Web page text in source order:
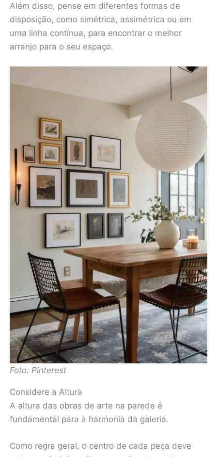
Além disso, pense em diferentes formas de
disposição, como simétrica, assimétrica ou em
uma linha contínua, para encontrar o melhor
arranjo para o seu espaço.
Foto: Pinterest
Considere a Altura
A altura das obras de arte na parede é
fundamental para a harmonia da galeria.
Como regra geral, o centro de cada peça deve